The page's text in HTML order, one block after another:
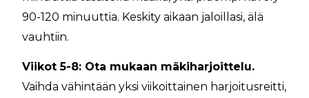
90-120 minuuttia. Keskity aikaan jaloillasi, älä
vauhtiin.
Viikot 5-8: Ota mukaan mäkiharjoittelu.
Vaihda vähintään yksi viikoittainen harjoitusreitti,